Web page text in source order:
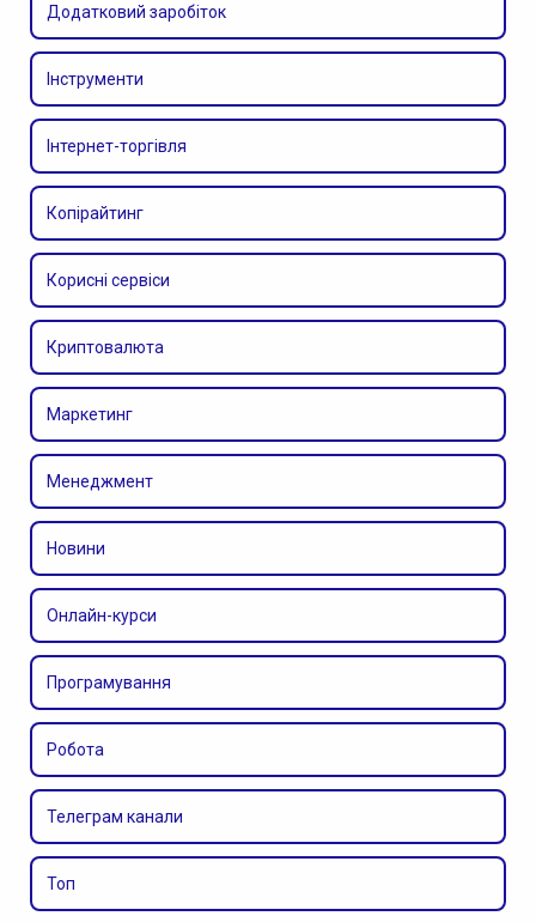
Додатковий заробіток
Інструменти
Інтернет-торгівля
Копірайтинг
Корисні сервіси
Криптовалюта
Маркетинг
Менеджмент
Новини
Онлайн-курси
Програмування
Робота
Телеграм канали
Топ